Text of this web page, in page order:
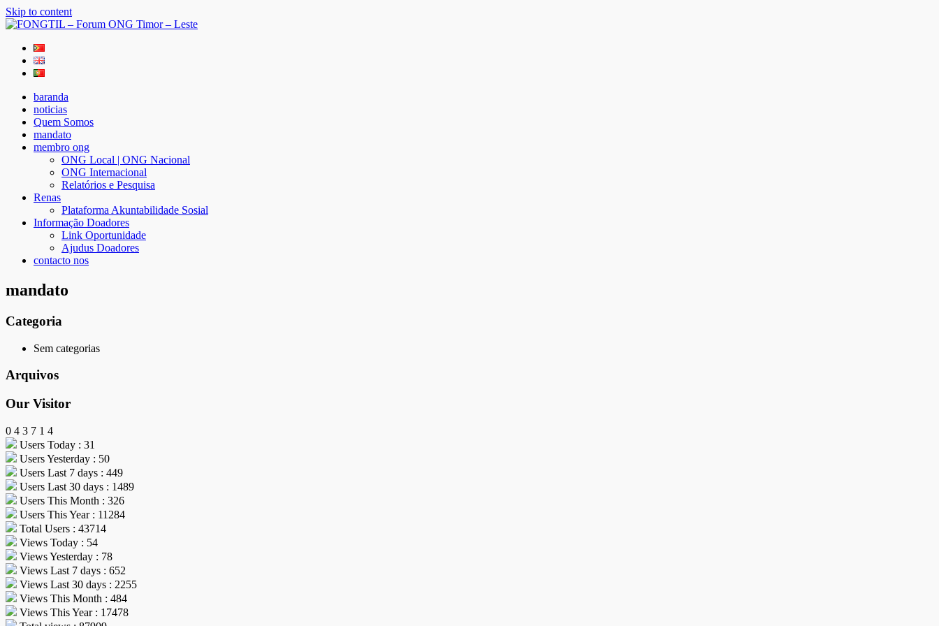
Skip to content
FONGTIL – Forum ONG Timor – Leste
Just another WordPress site
baranda
noticias
Quem Somos
mandato
membro ong
ONG Local | ONG Nacional
ONG Internacional
Relatórios e Pesquisa
Renas
Plataforma Akuntabilidade Sosial
Informação Doadores
Link Oportunidade
Ajudus Doadores
contacto nos
mandato
Categoria
Sem categorias
Arquivos
Our Visitor
0 4 3 7 1 4
Users Today : 31
Users Yesterday : 50
Users Last 7 days : 449
Users Last 30 days : 1489
Users This Month : 326
Users This Year : 11284
Total Users : 43714
Views Today : 54
Views Yesterday : 78
Views Last 7 days : 652
Views Last 30 days : 2255
Views This Month : 484
Views This Year : 17478